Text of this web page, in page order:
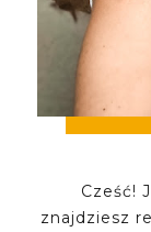
Cześć!
znajdziesz